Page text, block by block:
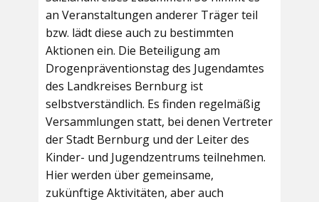
an Veranstaltungen anderer Träger teil
bzw. lädt diese auch zu bestimmten
Aktionen ein. Die Beteiligung am
Drogenpräventionstag des Jugendamtes
des Landkreises Bernburg ist
selbstverständlich. Es finden regelmäßig
Versammlungen statt, bei denen Vertreter
der Stadt Bernburg und der Leiter des
Kinder- und Jugendzentrums teilnehmen.
Hier werden über gemeinsame,
zukünftige Aktivitäten, aber auch